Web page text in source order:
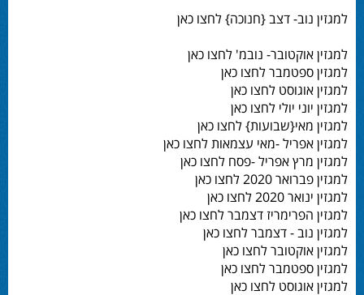
למגזין נוב- דצב {חנוכה} לחצו כאן
למגזין אוקטובר- נובמ' לחצו כאן
למגזין ספטמבר לחצו כאן
למגזין אוגוסט לחצו כאן
למגזין יוני יולי לחצו כאן
למגזין מאי{שבועות} לחצו כאן
למגזין אפריל -מאי עצמאות לחצו כאן
למגזין מרץ אפריל -פסח לחצו כאן
למגזין פברואר 2020 לחצו כאן
למגזין ינואר 2020 לחצו כאן
למגזין הפרימריז דצמבר לחצו כאן
למגזין נוב - דצמבר לחצו כאן
למגזין אוקטובר לחצו כאן
למגזין ספטמבר לחצו כאן
למגזין אוגוסט לחצו כאן